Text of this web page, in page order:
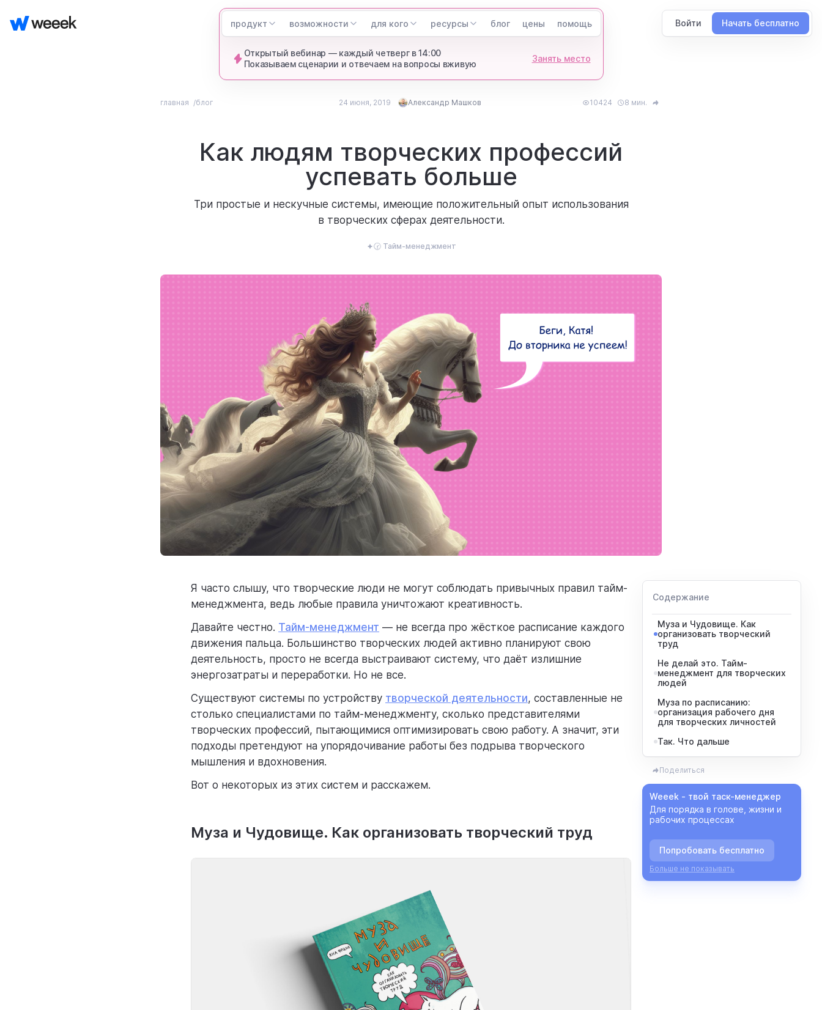
продукт возможности для кого ресурсы блог цены помощь
Открытый вебинар — каждый четверг в 14:00
Показываем сценарии и отвечаем на вопросы вживую
Занять место
Войти Начать бесплатно
главная блог 24 июня, 2019 Александр Машков
ех-СМО Weeek
10424 8 мин.
Как людям творческих профессий
успевать больше
Три простые и нескучные системы, имеющие положительный опыт использования
в творческих сферах деятельности.
🕝 Тайм-менеджмент
Я часто слышу, что творческие люди не могут соблюдать привычных правил тайм-
менеджмента, ведь любые правила уничтожают креативность.
Давайте честно. Тайм-менеджмент — не всегда про жёсткое расписание каждого
движения пальца. Большинство творческих людей активно планируют свою
деятельность, просто не всегда выстраивают систему, что даёт излишние
энергозатраты и переработки. Но не все.
Существуют системы по устройству творческой деятельности, составленные не
столько специалистами по тайм-менеджменту, сколько представителями
творческих профессий, пытающимися оптимизировать свою работу. А значит, эти
подходы претендуют на упорядочивание работы без подрыва творческого
мышления и вдохновения.
Вот о некоторых из этих систем и расскажем.
Муза и Чудовище. Как организовать творческий труд
Содержание
Муза и Чудовище. Как
организовать творческий
труд
Не делай это. Тайм-
менеджмент для творческих
людей
Муза по расписанию:
организация рабочего дня
для творческих личностей
Так. Что дальше
Поделиться
Weeek - твой таск-менеджер
Для порядка в голове, жизни и
рабочих процессах
Попробовать бесплатно
Больше не показывать